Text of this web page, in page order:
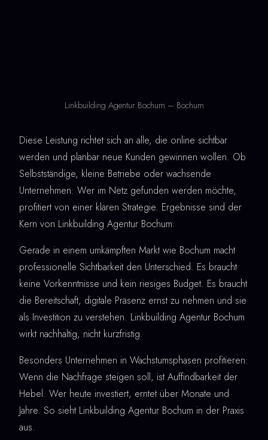
Linkbuilding Agentur Bochum – Bochum
Diese Leistung richtet sich an alle, die online sichtbar
werden und planbar neue Kunden gewinnen wollen. Ob
Selbstständige, kleine Betriebe oder wachsende
Unternehmen: Wer im Netz gefunden werden möchte,
profitiert von einer klaren Strategie. Ergebnisse sind der
Kern von Linkbuilding Agentur Bochum.
Gerade in einem umkämpften Markt wie Bochum macht
professionelle Sichtbarkeit den Unterschied. Es braucht
keine Vorkenntnisse und kein riesiges Budget. Es braucht
die Bereitschaft, digitale Präsenz ernst zu nehmen und sie
als Investition zu verstehen. Linkbuilding Agentur Bochum
wirkt nachhaltig, nicht kurzfristig.
Besonders Unternehmen in Wachstumsphasen profitieren:
Wenn die Nachfrage steigen soll, ist Auffindbarkeit der
Hebel. Wer heute investiert, erntet über Monate und
Jahre. So sieht Linkbuilding Agentur Bochum in der Praxis
aus.